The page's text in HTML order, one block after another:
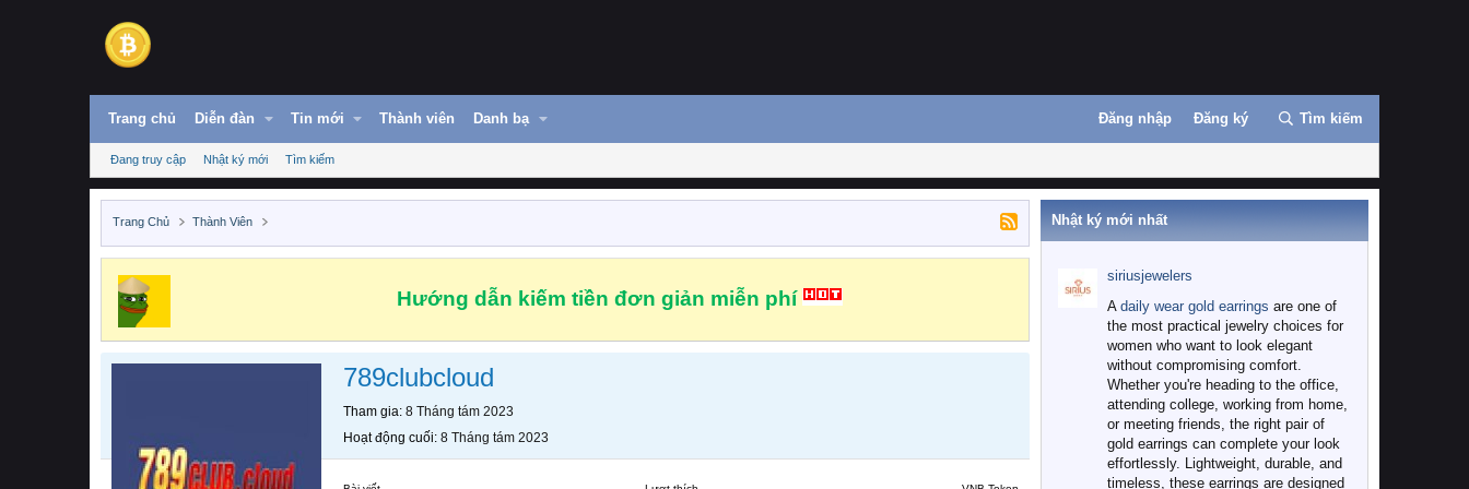
Trang chủ Diễn đàn Tin mới Thành viên Danh bạ Đăng nhập Đăng ký Tìm kiếm
Đang truy cập Nhật ký mới Tìm kiếm
Trang Chủ Thành Viên
Hướng dẫn kiếm tiền đơn giản miễn phí
789clubcloud
Tham gia 8 Tháng tám 2023
Hoạt động cuối 8 Tháng tám 2023
Nhật ký mới nhất
siriusjewelers
A daily wear gold earrings are one of
the most practical jewelry choices for
women who want to look elegant
without compromising comfort.
Whether you're heading to the office,
attending college, working from home,
or meeting friends, the right pair of
gold earrings can complete your look
effortlessly. Lightweight, durable, and
timeless, these earrings are designed